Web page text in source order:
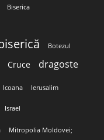
Biserica
Botezul
Cruce dragoste
Icoana Ierusalim
Israel
Mitropolia Moldovei;